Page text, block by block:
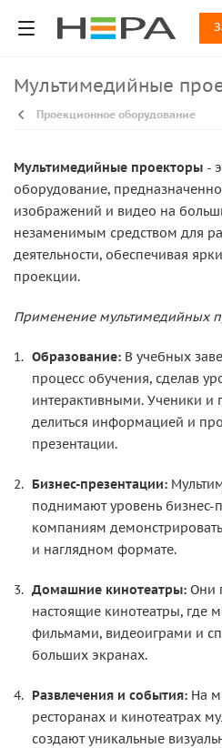
Мультимедийные
Проекционное оборудование
Мультимедийные проекторы -
оборудование,
изображений и видео на
незаменимым средством для
деятельности, обеспечивая
проекции.
Применение мультимедийных
Образование: В учебных
процесс обучения, сделав
интерактивными. Ученики и
делиться информацией и
презентации.
Бизнес-презентации:
поднимают уровень бизнес-
компаниям
и наглядном формате.
Домашние кинотеатры: Они
настоящие кинотеатры, где
фильмами, видеоиграми и
больших экранах.
Развлечения и события: На
ресторанах и кинотеатрах
создают уникальные